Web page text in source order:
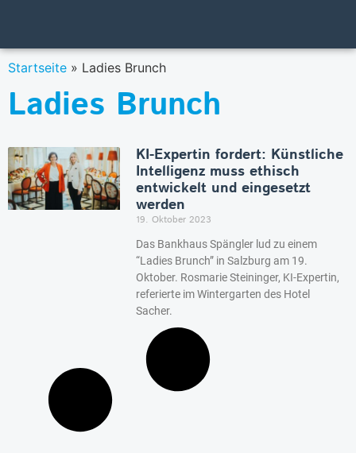
Startseite » Ladies Brunch
Ladies Brunch
KI-Expertin fordert: Künstliche
Intelligenz muss ethisch
entwickelt und eingesetzt
werden
19. Oktober 2023
Das Bankhaus Spängler lud zu einem
“Ladies Brunch” in Salzburg am 19.
Oktober. Rosmarie Steininger, KI-Expertin,
referierte im Wintergarten des Hotel
Sacher.